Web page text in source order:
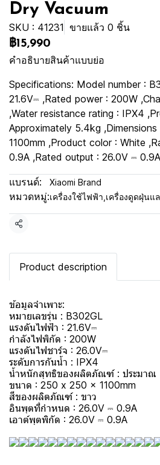
Dry Vacuum
SKU : 41231 ขายแล้ว 0 ชิ้น
฿15,990
คำอธิบายสินค้าแบบย่อ
Specifications: Model number :
21.6V⎓ ,Rated power : 200W
,Water resistance rating : IPX4
Approximately 5.4kg
1100mm ,Product color : White
0.9A ,Rated output : 26.0V ⎓ 0.9A
แบรนด์: Xiaomi Brand
หมวดหมู่:เครื่องใช้ไฟฟ้า เครื่องดูดฝุ่นแ
แชร์
Product description
ข้อมูลจำเพาะ:
หมายเลขรุ่น : B302GL
แรงดันไฟฟ้า : 21.6V⎓
กำลังไฟพิกัด : 200W
แรงดันไฟชาร์จ : 26.0V⎓
ระดับการกันน้ำ : IPX4
น้ำหนักสุทธิของผลิตภัณฑ์ : ประมาณ
ขนาด : 250 x 250 x 1100mm
สีของผลิตภัณฑ์ : ขาว
อินพุตที่กำหนด : 26.0V ⎓ 0.9A
เอาต์พุตพิกัด : 26.0V ⎓ 0.9A